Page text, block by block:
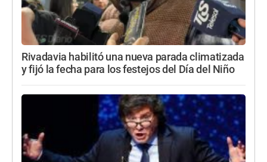
Rivadavia habilitó una nueva parada climatizada
y fijó la fecha para los festejos del Día del Niño